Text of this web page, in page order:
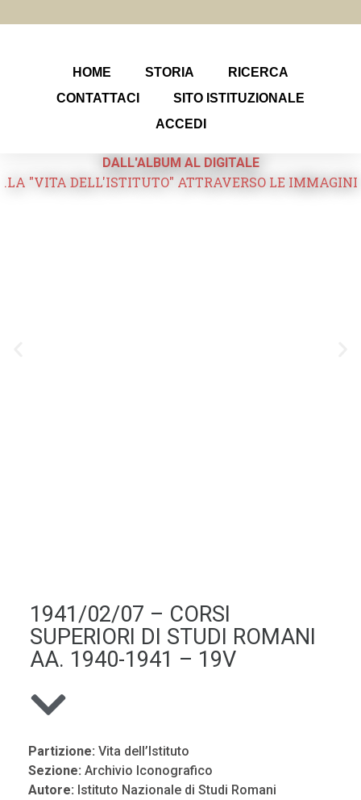
HOME STORIA
RICERCA
CONTATTACI
SITO ISTITUZIONALE
ACCEDI
DALL'ALBUM AL DIGITALE
.LA "VITA DELL'ISTITUTO" ATTRAVERSO LE IMMAGINI
1941/02/07 – CORSI
SUPERIORI DI STUDI ROMANI
AA. 1940-1941 – 19V
Partizione: Vita dell’Istituto
Sezione: Archivio Iconografico
Autore: Istituto Nazionale di Studi Romani